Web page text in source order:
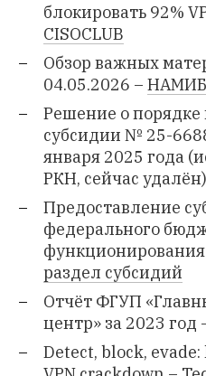
блокировать 92%
CISOCLUB
Обзор важных
04.05.2026 – НАМИБ
Решение о порядке
субсидии № 25-
января 2025 года
РКН, сейчас
Предоставление
федерального
раздел субсидий
Отчёт ФГУП
центр» за 2023 год
Detect, block, evade: